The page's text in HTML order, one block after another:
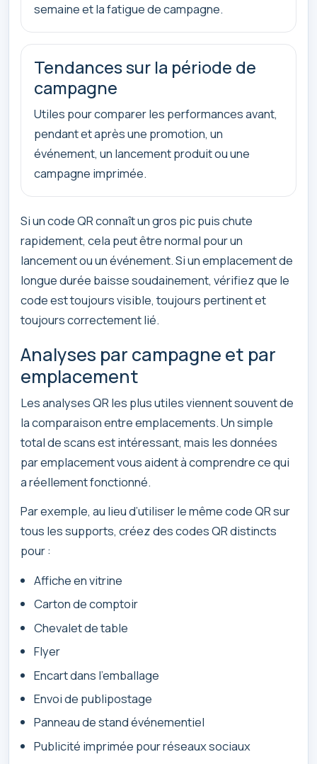
semaine et la fatigue de campagne.
Tendances sur la période de
campagne
Utiles pour comparer les performances avant,
pendant et après une promotion, un
événement, un lancement produit ou une
campagne imprimée.
Si un code QR connaît un gros pic puis chute
rapidement, cela peut être normal pour un
lancement ou un événement. Si un emplacement de
longue durée baisse soudainement, vérifiez que le
code est toujours visible, toujours pertinent et
toujours correctement lié.
Analyses par campagne et par
emplacement
Les analyses QR les plus utiles viennent souvent de
la comparaison entre emplacements. Un simple
total de scans est intéressant, mais les données
par emplacement vous aident à comprendre ce qui
a réellement fonctionné.
Par exemple, au lieu d’utiliser le même code QR sur
tous les supports, créez des codes QR distincts
pour :
Affiche en vitrine
Carton de comptoir
Chevalet de table
Flyer
Encart dans l’emballage
Envoi de publipostage
Panneau de stand événementiel
Publicité imprimée pour réseaux sociaux